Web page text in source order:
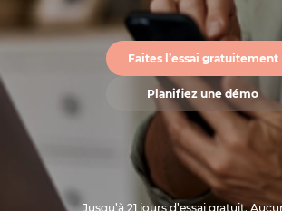
Faites l’essai gratuitement
Planifiez une démo
Jusqu’à 21 jours d’essai gratuit.